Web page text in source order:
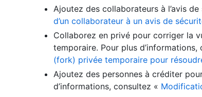
Ajoutez des collaborateurs à l’avis
d’un collaborateur à un avis de
Collaborez en privé pour corriger la
temporaire. Pour plus d’informations,
(fork) privée temporaire pour
Ajoutez des personnes à créditer
d’informations, consultez «